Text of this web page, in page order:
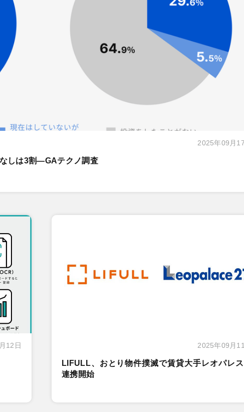
2025年09月
しは3割―GAテクノ調査
12日 2025年09月
LIFULL、おとり物件撲滅で賃貸大手レオパレ
連携開始